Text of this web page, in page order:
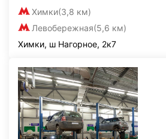
Химки(3,8 км)
Левобережная(5,6 км)
Химки, ш Нагорное, 2к7